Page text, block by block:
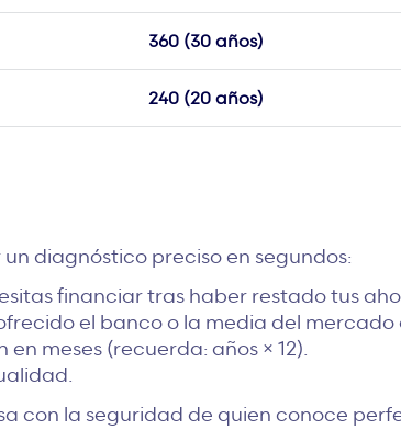
360 (30 años)
240 (20 años)
diagnóstico preciso en segundos:
financiar tras haber restado tus
el banco o la media del mercado
meses (recuerda: años × 12).
con la seguridad de quien conoce